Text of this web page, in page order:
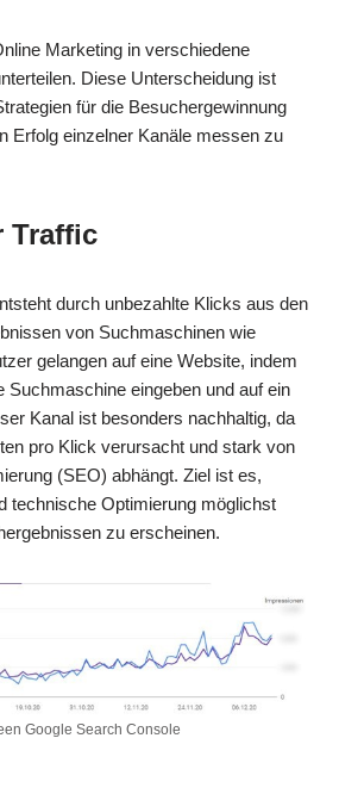
Marketing in verschiedene
Diese Unterscheidung ist
für die Besuchergewinnung
Erfolg einzelner Kanäle messen zu
Traffic
durch unbezahlte Klicks aus den
von Suchmaschinen wie
gelangen auf eine Website, indem
Suchmaschine eingeben und auf ein
Kanal ist besonders nachhaltig, da
pro Klick verursacht und stark von
(SEO) abhängt. Ziel ist es,
technische Optimierung möglichst
zu erscheinen.
Google Search Console